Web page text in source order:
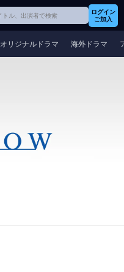
ログイン
ご加入
オリジナルドラマ 海外ドラマ